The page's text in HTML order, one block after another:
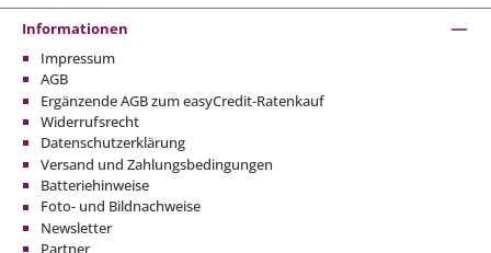
Informationen
Impressum
AGB
Ergänzende AGB zum easyCredit-Ratenkauf
Widerrufsrecht
Datenschutzerklärung
Versand und Zahlungsbedingungen
Batteriehinweise
Foto- und Bildnachweise
Newsletter
Partner